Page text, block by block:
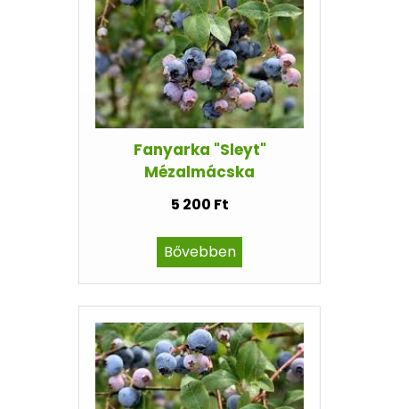
Fanyarka "Sleyt"
Mézalmácska
5 200 Ft
Bővebben